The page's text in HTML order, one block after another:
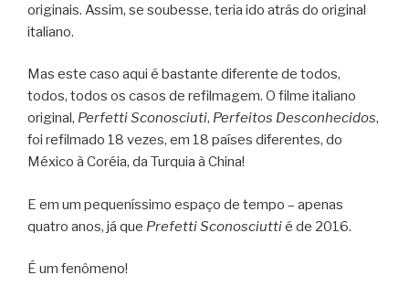
originais. Assim, se soubesse, teria ido atrás do original
italiano.
Mas este caso aqui é bastante diferente de todos,
todos, todos os casos de refilmagem. O filme italiano
original, Perfetti Sconosciuti, Perfeitos Desconhecidos,
foi refilmado 18 vezes, em 18 países diferentes, do
México à Coréia, da Turquia à China!
E em um pequeníssimo espaço de tempo – apenas
quatro anos, já que Prefetti Sconosciuttié de 2016.
É um fenômeno!